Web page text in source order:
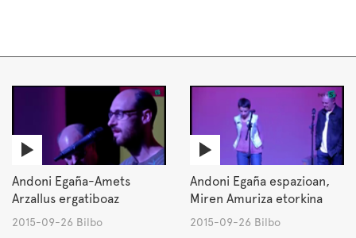
Andoni Egaña-Amets
Arzallus ergatiboaz
2015-09-26 Bilbo
Andoni Egaña espazioan,
Miren Amuriza etorkina
2015-09-26 Bilbo